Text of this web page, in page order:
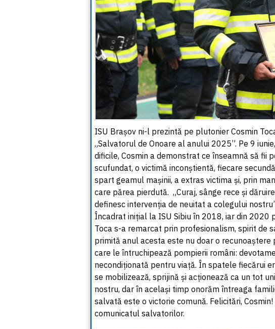
ISU Brașov ni-l prezintă pe plutonier Cosmin
„Salvatorul de Onoare al anului 2025”. Pe 9
dificile, Cosmin a demonstrat ce înseamnă să fii
scufundat, o victimă inconștientă, fiecare
spart geamul mașinii, a extras victima și, prin
care părea pierdută. „Curaj, sânge rece și
definesc intervenția de neuitat a colegului
Încadrat inițial la ISU Sibiu în 2018, iar din 2020
Toca s-a remarcat prin profesionalism, spirit de
primită anul acesta este nu doar o recunoaștere
care le întruchipează pompierii români:
necondiționată pentru viață. În spatele fiecărui
se mobilizează, sprijină și acționează ca un tot
nostru, dar în același timp onorăm întreaga
salvată este o victorie comună. Felicitări,
comunicatul salvatorilor.